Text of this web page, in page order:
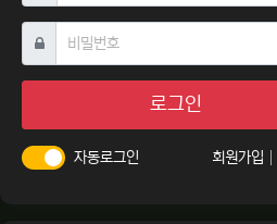
비밀번호필수
로그인
자동로그인 회원가입